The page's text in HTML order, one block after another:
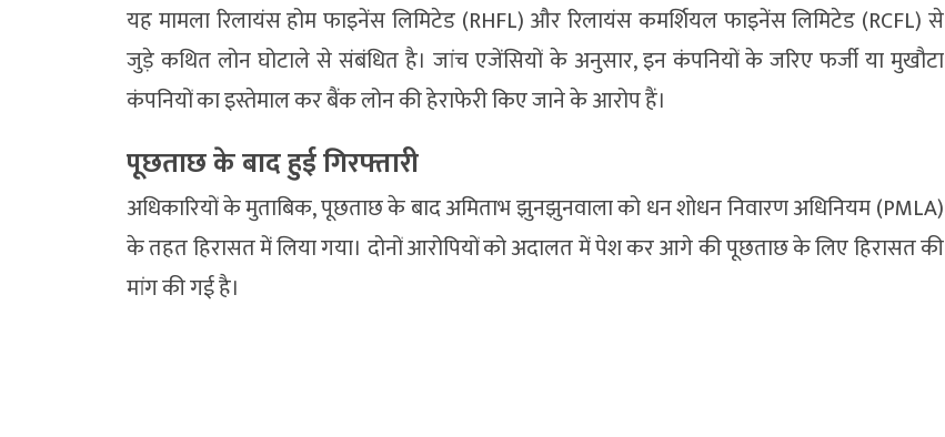
यह मामला रिलायंस होम फाइनेंस लिमिटेड (RHFL) और रिलायंस कमर्शियल फाइनेंस लिमिटेड (RCFL) से
जुड़े कथित लोन घोटाले से संबंधित है। जांच एजेंसियों के अनुसार, इन कंपनियों के जरिए फर्जी या मुखौटा
कंपनियों का इस्तेमाल कर बैंक लोन की हेराफेरी किए जाने के आरोप हैं।
पूछताछ के बाद हुई गिरफ्तारी
अधिकारियों के मुताबिक, पूछताछ के बाद अमिताभ झुनझुनवाला को धन शोधन निवारण अधिनियम (PMLA)
के तहत हिरासत में लिया गया। दोनों आरोपियों को अदालत में पेश कर आगे की पूछताछ के लिए हिरासत की
मांग की गई है।